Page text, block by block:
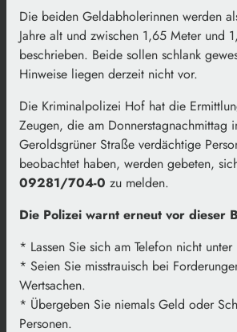
Die beiden Geldabholerinnen werden
Jahre alt und zwischen 1,65 Meter und
beschrieben. Beide sollen schlank
Hinweise liegen derzeit nicht vor.
Die Kriminalpolizei Hof hat die
Zeugen, die am Donnerstagnachmittag
Geroldsgrüner Straße verdächtige
beobachtet haben, werden gebeten,
09281/704-0 zu melden.
Die Polizei warnt erneut vor dieser
* Lassen Sie sich am Telefon nicht unter
* Seien Sie misstrauisch bei
Wertsachen.
* Übergeben Sie niemals Geld oder
Personen.